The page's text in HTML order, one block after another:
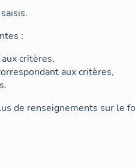
:
critères,
aux critères,
de renseignements sur le